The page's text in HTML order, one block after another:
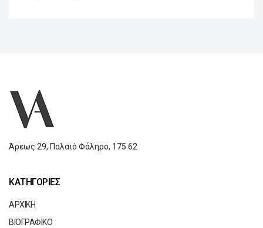
Άρεως 29, Παλαιό Φάληρο, 175 62
ΚΑΤΗΓΟΡΙΕΣ
ΑΡΧΙΚΗ
ΒΙΟΓΡΑΦΙΚΟ